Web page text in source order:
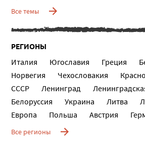
Все темы
РЕГИОНЫ
Италия Югославия Греция
Норвегия
Чехословакия
СССР
Ленинград
Белоруссия
Украина Литва
Европа
Польша Австрия
Все регионы